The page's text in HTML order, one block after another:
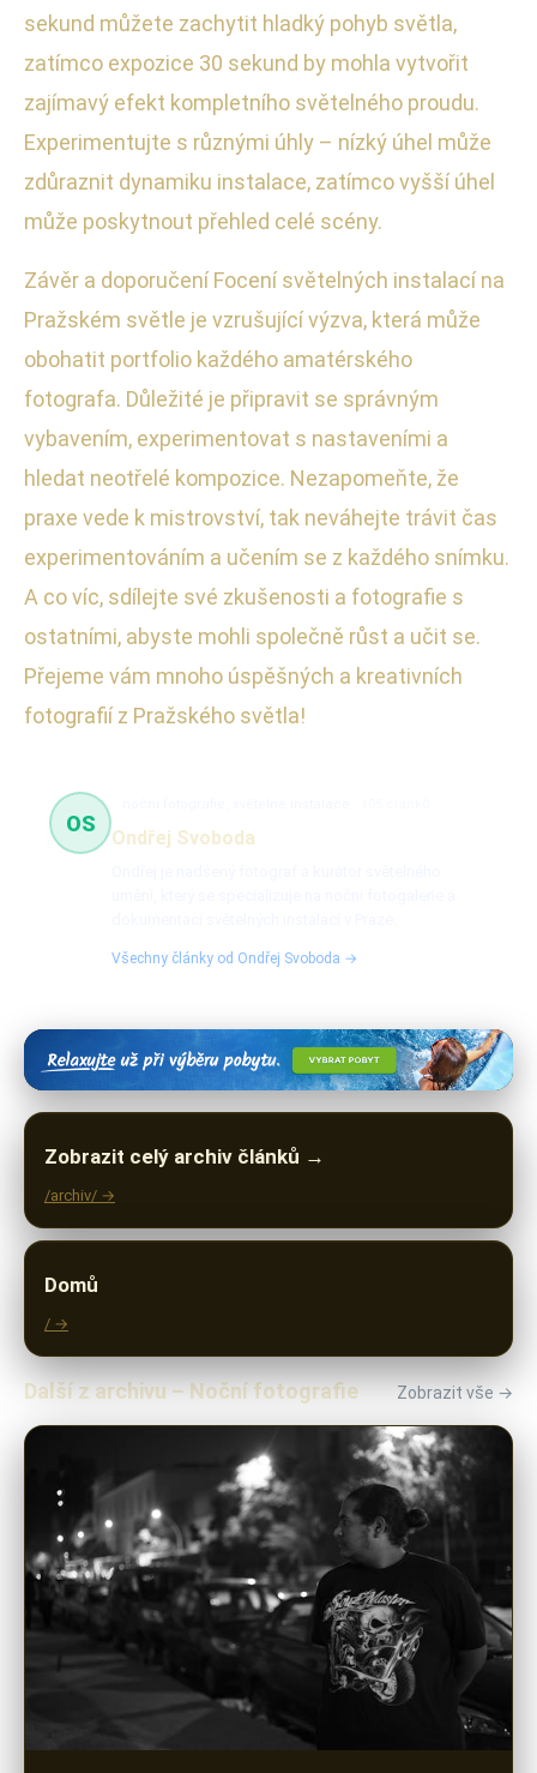
sekund můžete zachytit hladký pohyb světla,
zatímco expozice 30 sekund by mohla vytvořit
zajímavý efekt kompletního světelného proudu.
Experimentujte s různými úhly – nízký úhel může
zdůraznit dynamiku instalace, zatímco vyšší úhel
může poskytnout přehled celé scény.
Závěr a doporučení Focení světelných instalací na
Pražském světle je vzrušující výzva, která může
obohatit portfolio každého amatérského
fotografa. Důležité je připravit se správným
vybavením, experimentovat s nastaveními a
hledat neotřelé kompozice. Nezapomeňte, že
praxe vede k mistrovství, tak neváhejte trávit čas
experimentováním a učením se z každého snímku.
A co víc, sdílejte své zkušenosti a fotografie s
ostatními, abyste mohli společně růst a učit se.
Přejeme vám mnoho úspěšných a kreativních
fotografií z Pražského světla!
OS
Ondřej Svoboda
Všechny články od Ondřej Svoboda →
Zobrazit celý archiv článků →
/archiv/ →
Domů
/ →
Další z archivu – Noční fotografie Zobrazit vše →